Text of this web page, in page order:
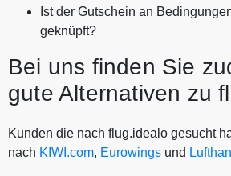
Ist der Gutschein an
geknüpft?
Bei uns finden Sie
gute Alternativen zu
Kunden die nach flug.idealo gesucht
nach KIWI.com, Eurowings und